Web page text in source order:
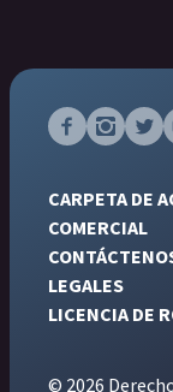
CARPETA DE
COMERCIAL
LEGALES
LICENCIA DE
© 2026